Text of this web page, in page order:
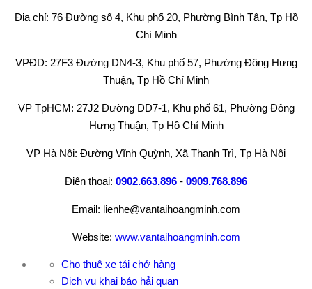
Địa chỉ: 76 Đường số 4, Khu phố 20, Phường Bình Tân, Tp Hồ
Chí Minh
VPĐD: 27F3 Đường DN4-3, Khu phố 57, Phường Đông Hưng
Thuận, Tp Hồ Chí Minh
VP TpHCM: 27J2 Đường DD7-1, Khu phố 61, Phường Đông
Hưng Thuận, Tp Hồ Chí Minh
VP Hà Nội: Đường Vĩnh Quỳnh, Xã Thanh Trì, Tp Hà Nội
Điện thoại: 0902.663.896 - 0909.768.896
Email: lienhe@vantaihoangminh.com
Website: www.vantaihoangminh.com
Cho thuê xe tải chở hàng
Dịch vụ khai báo hải quan